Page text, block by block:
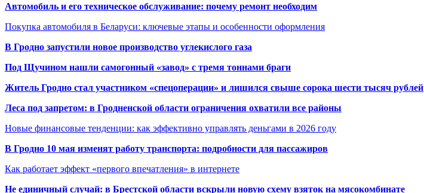
Автомобиль и его техническое обслуживание: почему ремонт необходим
Покупка автомобиля в Беларуси: ключевые этапы и особенности оформления
В Гродно запустили новое производство углекислого газа
Под Щучином нашли самогонный «завод» с тремя тоннами браги
Житель Гродно стал участником «спецоперации» и лишился свыше сорока шести тысяч рублей
Леса под запретом: в Гродненской области ограничения охватили все районы
Новые финансовые тенденции: как эффективно управлять деньгами в 2026 году
В Гродно 10 мая изменят работу транспорта: подробности для пассажиров
Как работает эффект «первого впечатления» в интернете
Не единичный случай: в Брестской области вскрыли новую схему взяток на мясокомбинате